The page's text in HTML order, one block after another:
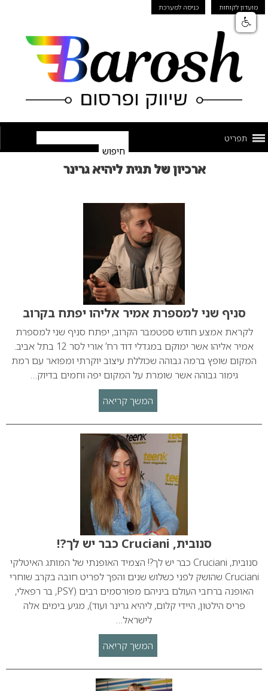
מועדון לקוחות כניסה למערכת
תפריט
ארכיון של תגית ליהיא גרינר
סניף שני למספרת אמיר אליהו יפתח בקרוב
לקראת אמצע חודש ספטמבר הקרוב, יפתח סניף שני למספרת
אמיר אליהו אשר ימוקם במגדלי דוד רח’ אורי לסר 12 בתל אביב.
המקום שופץ ברמה גבוהה שכוללת עיצוב יוקרתי ומפואר עם רמת
גימור גבוהה אשר שומרת על המקום יפה וחמים בדיוק…
המשך קריאה
סנובית, Cruciani כבר יש לך?!
סנובית, Cruciani כבר יש לך?! הצמיד האופנתי של המותג האיטלקי
Cruciani שהושק לפני כשלוש שנים והפך לפריט חובה בקרב שוחרי
האופנה ברחבי העולם ביניהם מפורסמים רבים (PSY, בר רפאלי,
פריס הילטון, היידי קלום, ליהיא גרינר ועוד), מגיע בימים אלה
לישראל…
המשך קריאה